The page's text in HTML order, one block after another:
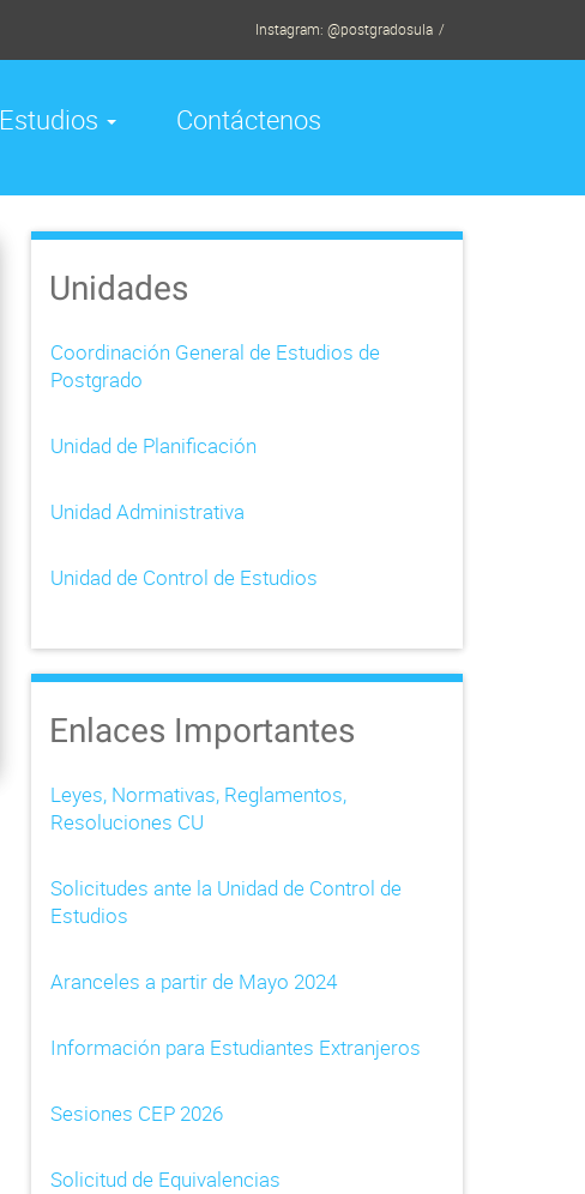
Instagram: @postgradosula
Estudios Contáctenos
Unidades
Coordinación General de Estudios de
Postgrado
Unidad de Planificación
Unidad Administrativa
Unidad de Control de Estudios
Enlaces Importantes
Leyes, Normativas, Reglamentos,
Resoluciones CU
Solicitudes ante la Unidad de Control de
Estudios
Aranceles a partir de Mayo 2024
Información para Estudiantes Extranjeros
Sesiones CEP 2026
Solicitud de Equivalencias